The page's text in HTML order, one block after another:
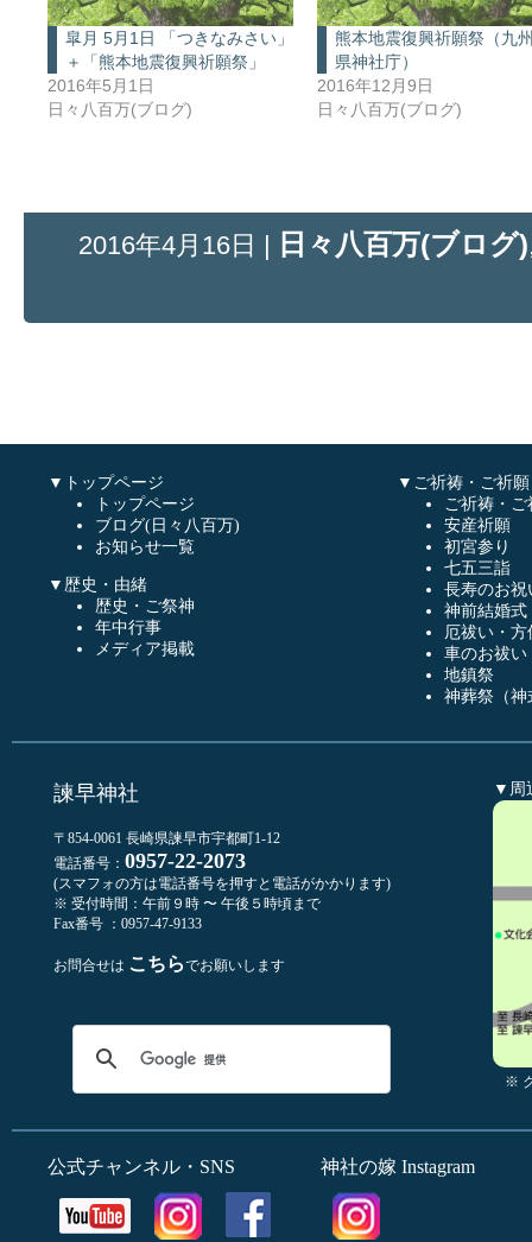
皐月 5月1日 「つきなみさい」
＋「熊本地震復興祈願祭」
2016年5月1日
日々八百万(ブログ)
熊本地震復興祈願祭（九
県神社庁）
2016年12月9日
日々八百万(ブログ)
2016年4月16日 | 日々八百万(ブログ)
▼トップページ
トップページ
ブログ(日々八百万)
お知らせ一覧
▼歴史・由緒
歴史・ご祭神
年中行事
メディア掲載
▼ご祈祷・ご祈願
ご祈祷・ご
安産祈願
初宮参り
七五三詣
長寿のお祝
神前結婚式
厄祓い・方
車のお祓い
地鎮祭
神葬祭（神
諫早神社
〒854-0061 長崎県諫早市宇都町1-12
電話番号： 0957-22-2073
(スマフォの方は電話番号を押すと電話がかかります)
※ 受付時間：午前９時 〜 午後５時頃まで
Fax番号 ：0957-47-9133
お問合せは こちらでお願いします
▼周
※
公式チャンネル・SNS 神社の嫁 Instagram